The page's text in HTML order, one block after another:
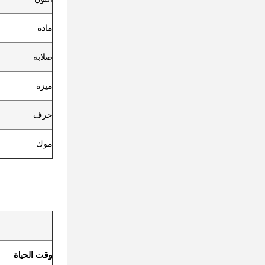
مادة
صلابة
ميزة
حرف
موك
وقت الحياة